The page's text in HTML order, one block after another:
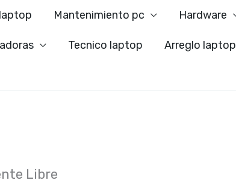
Mantenimiento pc Hardware
Tecnico laptop Arreglo laptop
Libre